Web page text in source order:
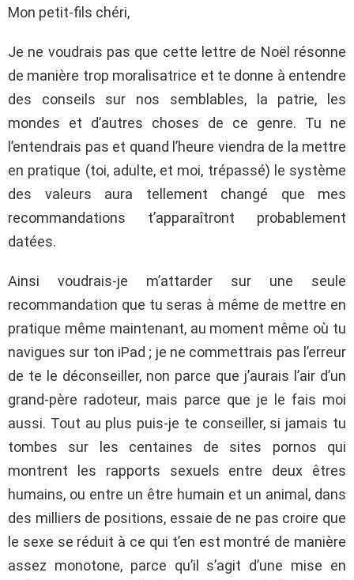
Mon petit-fils chéri,
Je ne voudrais pas que cette lettre de Noël résonne
de manière trop moralisatrice et te donne à entendre
des conseils sur nos semblables, la patrie, les
mondes et d’autres choses de ce genre. Tu ne
l’entendrais pas et quand l’heure viendra de la mettre
en pratique (toi, adulte, et moi, trépassé) le système
des valeurs aura tellement changé que mes
recommandations t’apparaîtront probablement
datées.
Ainsi voudrais-je m’attarder sur une seule
recommandation que tu seras à même de mettre en
pratique même maintenant, au moment même où tu
navigues sur ton iPad ; je ne commettrais pas l’erreur
de te le déconseiller, non parce que j’aurais l’air d’un
grand-père radoteur, mais parce que je le fais moi
aussi. Tout au plus puis-je te conseiller, si jamais tu
tombes sur les centaines de sites pornos qui
montrent les rapports sexuels entre deux êtres
humains, ou entre un être humain et un animal, dans
des milliers de positions, essaie de ne pas croire que
le sexe se réduit à ce qui t’en est montré de manière
assez monotone, parce qu’il s’agit d’une mise en